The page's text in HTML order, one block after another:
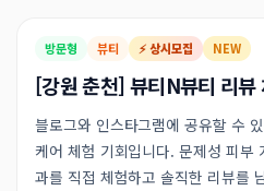
방문형 뷰티 ⚡ 상시모집 NEW
[강원 춘천] 뷰티N뷰티 리뷰
블로그와 인스타그램에 공유할 수
케어 체험 기회입니다. 문제성 피부
과를 직접 체험하고 솔직한 리뷰를